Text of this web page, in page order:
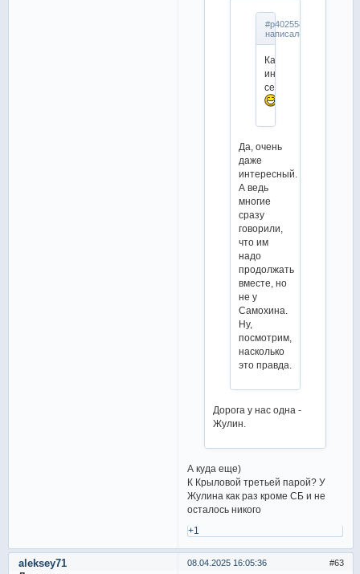
#p4025587,Сакура
написал(а):
Какой
интересный
сериал
Да, очень
даже
интересный.
А ведь
многие
сразу
говорили,
что им
надо
продолжать
вместе, но
не у
Самохина.
Ну,
посмотрим,
насколько
это правда.
Дорога у нас одна -
Жулин.
А куда еще)
К Крыловой третьей парой? У
Жулина как раз кроме СБ и не
осталось никого
+1
63
08.04.2025 16:05:36
aleksey71